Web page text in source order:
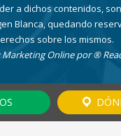
a dichos contenidos,
Blanca, quedando
sobre los mismos.
Marketing Online por®